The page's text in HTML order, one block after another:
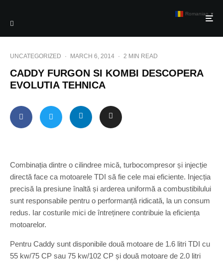
UNCATEGORIZED · MARCH 6, 2014 · 2 MIN READ
CADDY FURGON SI KOMBI DESCOPERA
EVOLUTIA TEHNICA
Combinația dintre o cilindree mică, turbocompresor și injecție
directă face ca motoarele TDI să fie cele mai eficiente. Injecția
precisă la presiune înaltă și arderea uniformă a combustibilului
sunt responsabile pentru o performanță ridicată, la un consum
redus. Iar costurile mici de întreținere contribuie la eficiența
motoarelor.
Pentru Caddy sunt disponibile două motoare de 1.6 litri TDI cu
55 kw/75 CP sau 75 kw/102 CP și două motoare de 2.0 litri
Romanian ▼